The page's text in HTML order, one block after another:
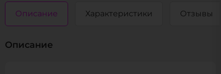
Описание Характеристики Отзывы
Описание